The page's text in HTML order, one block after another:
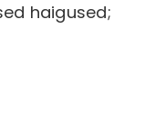
haigused;